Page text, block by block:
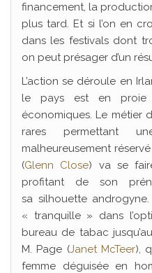
financement, la
plus tard. Et si l’on en
dans les festivals dont
on peut présager d’un
L’action se déroule en
le pays est en proie
économiques. Le métier
rares permettant
malheureusement
(Glenn Close) va se
profitant de son
sa silhouette
« tranquille » dans
bureau de tabac
M. Page (Janet McTeer),
femme déguisée en